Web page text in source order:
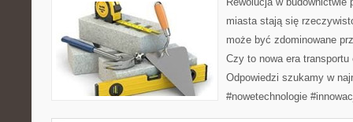
miasta stają się
może być zdominowane
Czy to nowa era
Odpowiedzi szukamy w
#nowetechnologie